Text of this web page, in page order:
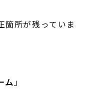
箇所が残っていま
ム」